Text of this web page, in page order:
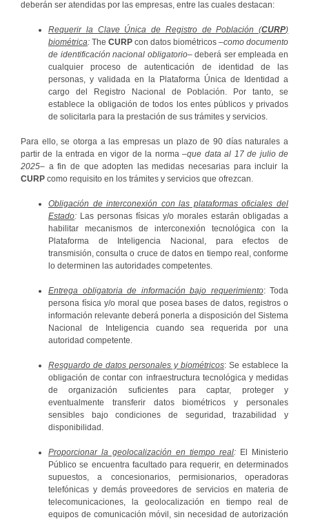
deberán ser atendidas por las empresas, entre las cuales destacan:
Requerir la Clave Única de Registro de Población (CURP)
biométrica: The CURP con datos biométricos –como documento
de identificación nacional obligatorio– deberá ser empleada en
cualquier proceso de autenticación de identidad de las
personas, y validada en la Plataforma Única de Identidad a
cargo del Registro Nacional de Población. Por tanto, se
establece la obligación de todos los entes públicos y privados
de solicitarla para la prestación de sus trámites y servicios.
Para ello, se otorga a las empresas un plazo de 90 días naturales a
partir de la entrada en vigor de la norma –que data al 17 de julio de
2025– a fin de que adopten las medidas necesarias para incluir la
CURP como requisito en los trámites y servicios que ofrezcan.
Obligación de interconexión con las plataformas oficiales del
Estado: Las personas físicas y/o morales estarán obligadas a
habilitar mecanismos de interconexión tecnológica con la
Plataforma de Inteligencia Nacional, para efectos de
transmisión, consulta o cruce de datos en tiempo real, conforme
lo determinen las autoridades competentes.
Entrega obligatoria de información bajo requerimiento: Toda
persona física y/o moral que posea bases de datos, registros o
información relevante deberá ponerla a disposición del Sistema
Nacional de Inteligencia cuando sea requerida por una
autoridad competente.
Resguardo de datos personales y biométricos: Se establece la
obligación de contar con infraestructura tecnológica y medidas
de organización suficientes para captar, proteger y
eventualmente transferir datos biométricos y personales
sensibles bajo condiciones de seguridad, trazabilidad y
disponibilidad.
Proporcionar la geolocalización en tiempo real: El Ministerio
Público se encuentra facultado para requerir, en determinados
supuestos, a concesionarios, permisionarios, operadoras
telefónicas y demás proveedores de servicios en materia de
telecomunicaciones, la geolocalización en tiempo real de
equipos de comunicación móvil, sin necesidad de autorización